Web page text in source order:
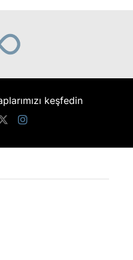
keşfedin